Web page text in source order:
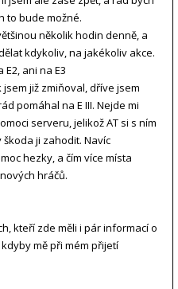
to bude možné.
několik hodin denně, a
kdykoliv, na jakékoliv akce.
ani na E3
jsem již zmiňoval, dříve jsem
pomáhal na E III. Nejde mi
serveru, jelikož AT si s ním
ji zahodit. Navíc
hezky, a čím více místa
hráčů.
kteří zde měli i pár informací o
mě při mém přijetí